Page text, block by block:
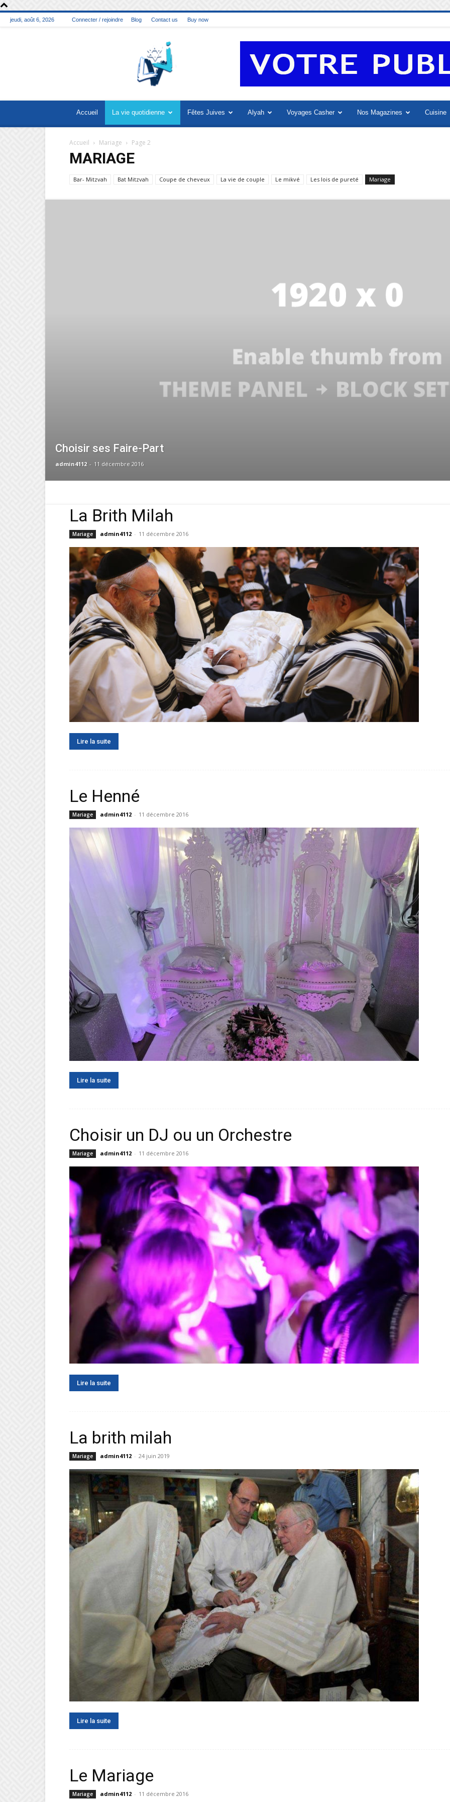
jeudi, août 6, 2026 Connecter / rejoindre Blog Contact us Buy now
La
vie
juive
Accueil La vie quotidienne Fêtes Juives Alyah Voyages Casher Nos Magazines Cuisine
Accueil Mariage Page 2
MARIAGE
Bar- Mitzvah Bat Mitzvah Coupe de cheveux La vie de couple Le mikvé Les lois de pureté Mariage
Choisir ses Faire-Part
admin4112 - 11 décembre 2016
La Brith Milah
Mariage admin4112 - 11 décembre 2016
Lire la suite
Le Henné
Mariage admin4112 - 11 décembre 2016
Lire la suite
Choisir un DJ ou un Orchestre
Mariage admin4112 - 11 décembre 2016
Lire la suite
La brith milah
Mariage admin4112 - 24 juin 2019
Lire la suite
Le Mariage
Mariage admin4112 - 11 décembre 2016